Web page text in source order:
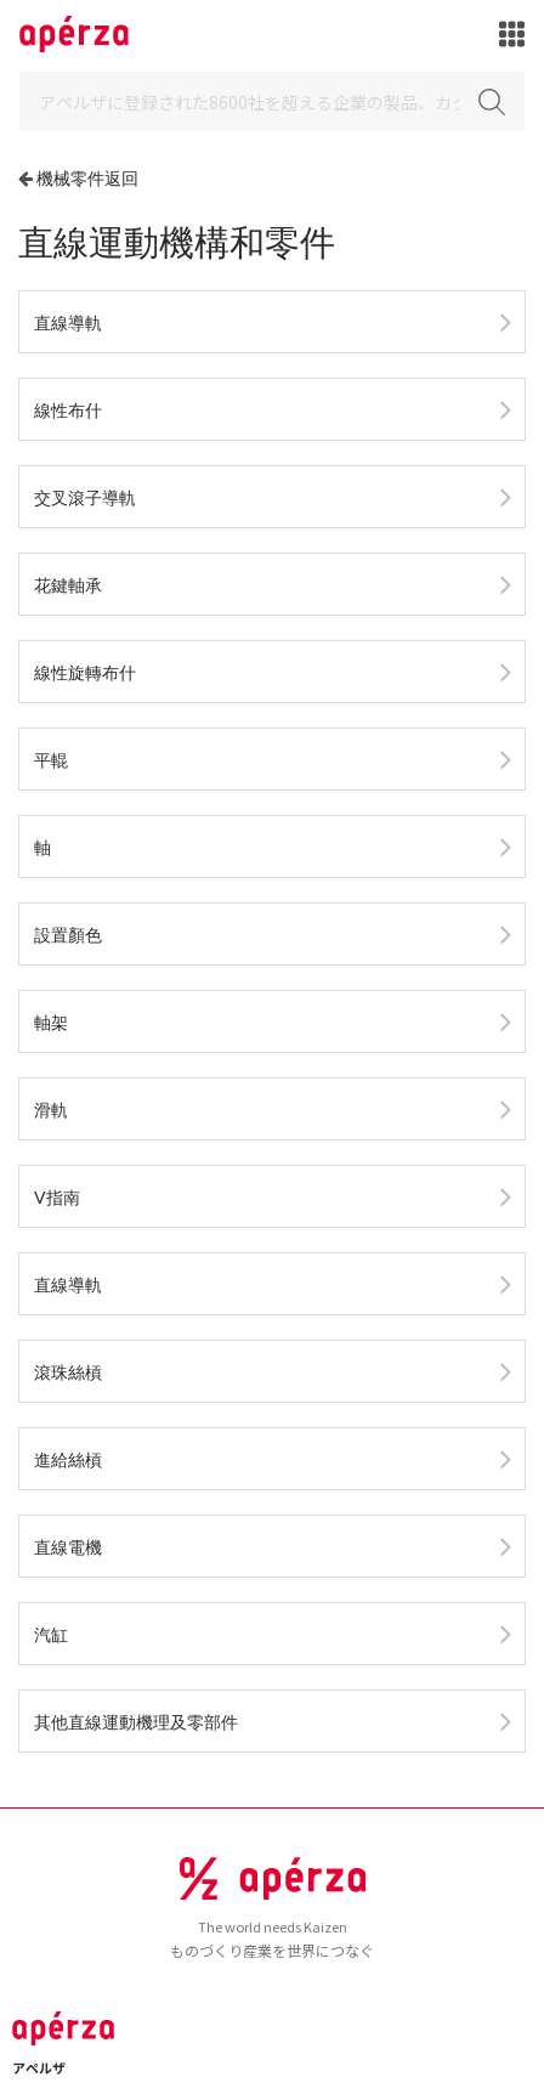
機械零件返回
直線運動機構和零件
直線導軌
線性布什
交叉滾子導軌
花鍵軸承
線性旋轉布什
平輥
軸
設置顏色
軸架
滑軌
V指南
直線導軌
滾珠絲槓
進給絲槓
直線電機
汽缸
其他直線運動機理及零部件
The world needs Kaizen
ものづくり産業を世界につなぐ
アペルザ